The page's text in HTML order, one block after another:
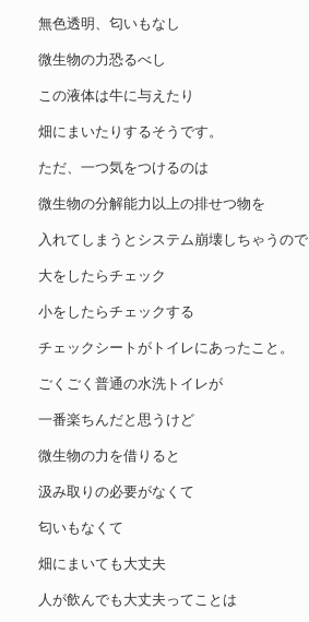
無色透明、匂いもなし
微生物の力恐るべし
この液体は牛に与えたり
畑にまいたりするそうです。
ただ、一つ気をつけるのは
微生物の分解能力以上の排せつ物を
入れてしまうとシステム崩壊しちゃうので
大をしたらチェック
小をしたらチェックする
チェックシートがトイレにあったこと。
ごくごく普通の水洗トイレが
一番楽ちんだと思うけど
微生物の力を借りると
汲み取りの必要がなくて
匂いもなくて
畑にまいても大丈夫
人が飲んでも大丈夫ってことは